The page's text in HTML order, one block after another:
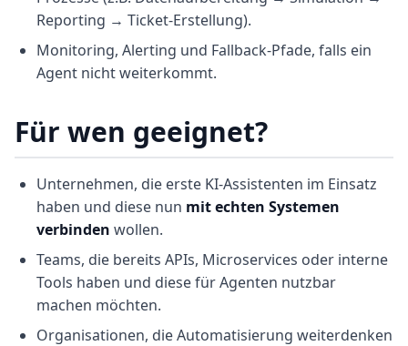
Reporting → Ticket-Erstellung).
Monitoring, Alerting und Fallback-Pfade, falls ein
Agent nicht weiterkommt.
Für wen geeignet?
Unternehmen, die erste KI-Assistenten im Einsatz
haben und diese nun mit echten Systemen
verbinden wollen.
Teams, die bereits APIs, Microservices oder interne
Tools haben und diese für Agenten nutzbar
machen möchten.
Organisationen, die Automatisierung weiterdenken